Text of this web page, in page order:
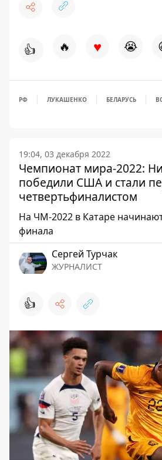
👍 🔥 ♥ 😭
РФ ЛУКАШЕНКО БЕЛАРУСЬ
19:04, 03 декабря 2022
Чемпионат мира-2022:
победили США и стали
четвертьфиналистом
На ЧМ-2022 в Катаре
финала
Сергей Турчак
ЖУРНАЛИСТ
👍